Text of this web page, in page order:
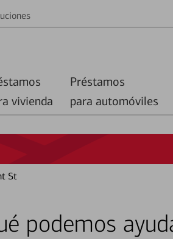
vivienda
Préstamos
para automóviles
St
podemos